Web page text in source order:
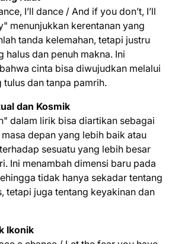
I’ll dance / And if you don’t, I’ll
menunjukkan kerentanan yang
tanda kelemahan, tetapi justru
halus dan penuh makna. Ini
cinta bisa diwujudkan melalui
tulus dan tanpa pamrih.
dan Kosmik
dalam lirik bisa diartikan sebagai
depan yang lebih baik atau
sesuatu yang lebih besar
Ini menambah dimensi baru pada
tidak hanya sekadar tentang
tetapi juga tentang keyakinan dan
Ikonik